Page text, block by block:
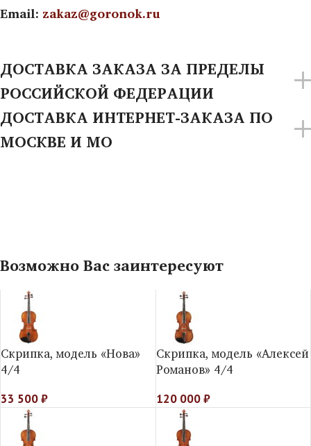
Email: zakaz@goronok.ru
ДОСТАВКА ЗАКАЗА ЗА ПРЕДЕЛЫ
РОССИЙСКОЙ ФЕДЕРАЦИИ
ДОСТАВКА ИНТЕРНЕТ-ЗАКАЗА ПО
МОСКВЕ И МО
Возможно Вас заинтересуют
Скрипка, модель «Нова»
4/4
33 500₽
Скрипка, модель «Алексей
Романов» 4/4
120 000₽